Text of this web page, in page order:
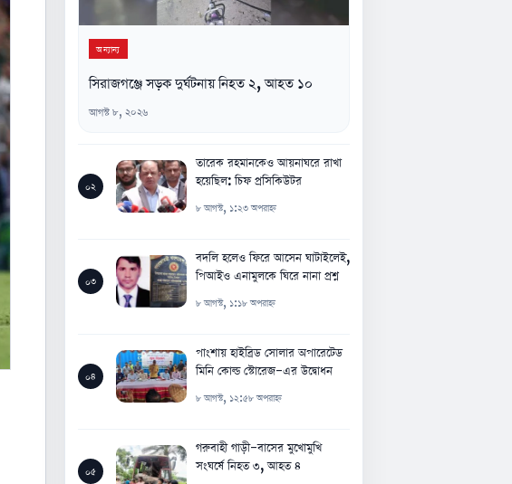
অন্যান্য
সিরাজগঞ্জে সড়ক দুর্ঘটনায় নিহত ২, আহত ১০
আগস্ট ৮, ২০২৬
০২
তারেক রহমানকেও আয়নাঘরে রাখা
হয়েছিল: চিফ প্রসিকিউটর
৮ আগস্ট, ১:২৩ অপরাহ্ন
০৩
বদলি হলেও ফিরে আসেন ঘাটাইলেই,
পিআইও এনামুলকে ঘিরে নানা প্রশ্ন
৮ আগস্ট, ১:১৮ অপরাহ্ন
০৪
পাংশায় হাইব্রিড সোলার অপারেটেড
মিনি কোল্ড স্টোরেজ-এর উদ্বোধন
৮ আগস্ট, ১২:৫৮ অপরাহ্ন
০৫
গরুবাহী গাড়ী-বাসের মুখোমুখি
সংঘর্ষে নিহত ৩, আহত ৪